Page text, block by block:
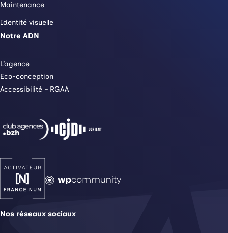
Maintenance
Identité visuelle
Notre ADN
L’agence
Eco-conception
Accessibilité – RGAA
Nos réseaux sociaux